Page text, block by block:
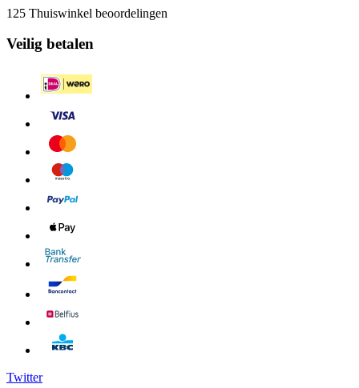
125 Thuiswinkel beoordelingen
Veilig betalen
Twitter